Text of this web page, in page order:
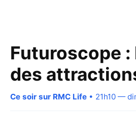
Futuroscope
des
Ce soir sur RMC Life • 21h10 —